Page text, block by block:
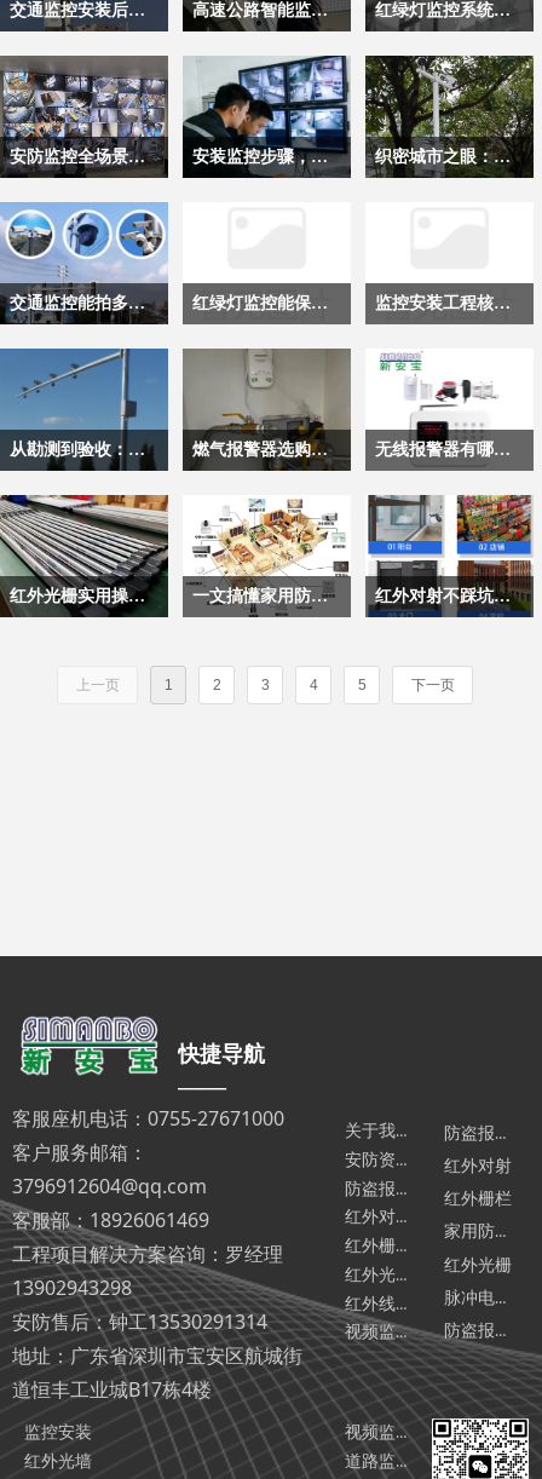
交通监控安装后主要应用有哪些？
路网管理的核心技术基
础设施，完成标准化监
控安装调试后，绝非仅
承担“录像留存”的单一
的数据采集与智能分
析，延伸出覆盖秩序管
控、安全预警、通行优
化的全链条应用价值，
高效运行的关键技术底
座。
高速公路智能监控系统核心技术原理解析
雷达感知、智能分析的
完整技术体系，彻底改
变了传统高速监控“只
录像、不预警”的被动
技术支撑。
红绿灯监控系统运维规范与核心要求
秩序管理的核心技术支
撑，它承担着路口通行
状态采集、违法行为记
录、流量数据回传等关
红绿灯监控安装后，这
荷、强干扰的露天环境
中，必须建立标准化的
全周期维护机制，才能
保障系统持续可靠运
牢技术底座。
安防监控全场景常见故障与排查指南
系中留存影像、追溯事
件的核心载体，由前端
采集、信号传输、后端
存储与显示多个环节串
一个节点出现异常，都
可能导致整个链路的功
能失效。梳理全流程的
常见故障类型、成因与
运维人员快速定位问
题，避免监控出现“真
空期”，保障影像记录
与实时预览的可靠性。
安装监控步骤，区分交通监控和家用监控
备，却因应用场景的核
心需求完全不同，形成
逻辑。前者服务于公共
盖、数据精度、长期稳
定性有着严苛的标准，
捷性与隐私性，更侧重
低成本、易操作的落地
体验，从前期规划到最
终交付的全流程，每一
织密城市之眼：道路监控工程的构建与价值
知网络，把无数个“城
市之眼”有序排布在路
通秩序的平稳运行保驾
护航，也为城市公共安
全筑牢底层防线。它不
是孤立的摄像头堆砌，
集、信号传输、后台处
理、联动应用的完整系
统性工程，是支撑城市
精细化治理不可或缺的
交通监控能拍多远距离?
通管理的核心技术系
统，也是城市治安防控
网络的重要组成部分，
通过多类设备协同实现
控。
红绿灯监控能保存多久？
子警察”或“闯红灯自动
能交通体系的核心感知
节点，其本质是融合高
联动的非接触式执法终
端。在深圳等一线城
市，它早已超越“拍违
章”的单一功能，演变
务于一体的动态神经
监控安装工程核心技术框架
不是简单的布线加摄像
头，而是一套融合了智
能感知、合规设计与工
程美学的系统工程。当
商，你真正购买的不是
设备，而是一整套对安
全、效率与法律边界的
深刻理解。
从勘测到验收：道路监控工程落地详解
通体系建设的核心落地
环节，通过在城市主干
道、高速公路、省界卡
口、乡村公路等不同道
补光设备、传输终端与
燃气报警器选购、安装和维护方法
空气中燃气浓度，当浓
度达到安全阈值时，立
刻发出声光报警，部分
智能款还能联动切断燃
情，提前规避燃气泄漏
无线报警器有哪些作用？无线报警器的安装和使用
电磁波传输信号的安防
装置，核心由探测器、
报警主机、无线收发模
块组成。探测器感知入
315MHz/433MHz等常
红外光栅实用操作手册：必知的六大实用技巧
一种以多束红外光对射
一文搞懂家用防盗报警器：从原理到安装全指南
过红外、门磁等探测部
红外对射不踩坑：选型、调试、维护全攻略
光束遮断式感应器，是
上一页 1 2 3 4 5 下一页
客服座机电话：0755-27671000
客户服务邮箱：
3796912604@qq.com
客服部：18926061469
工程项目解决方案咨询：罗经理
13902943298
安防售后：钟工13530291314
地址：广东省深圳市宝安区航城街
道恒丰工业城B17栋4楼
快捷导航
——
关于我们
安防资讯
防盗报警器相关汇总
红外对射相关汇总
红外栅栏相关汇总
红外光墙相关汇总
红外线报警器相关汇总
视频监控相关汇总
防盗报警主机
红外对射
红外栅栏
家用防盗报警器
红外光栅
脉冲电子围栏
防盗报警器厂家
监控安装
红外光墙
视频监控系统
道路监控工程智能化解决方案（2025版）